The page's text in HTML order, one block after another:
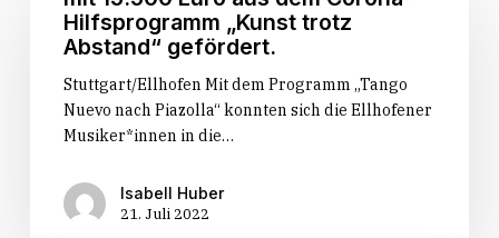
Ellhofen
15.500
Euro
Corona-
Hilfsprogramm „Kunst trotz
Abstand“ gefördert.
Stuttgart/Ellhofen Mit dem Programm „Tango
Nuevo nach Piazolla“ konnten sich die Ellhofener
Musiker*innen in die…
Isabell Huber
21. Juli 2022